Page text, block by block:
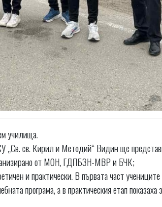
училища.
„Св. св. Кирил и Методий“ Видин ще
от МОН, ГДПБЗН-МВР и БЧК;
и практически. В първата част
програма, а в практическия етап